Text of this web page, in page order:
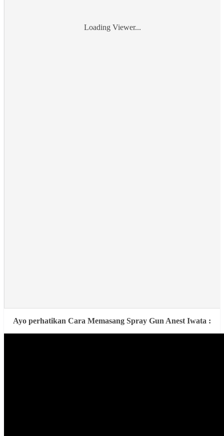
Loading Viewer...
Ayo perhatikan Cara Memasang Spray Gun Anest Iwata :